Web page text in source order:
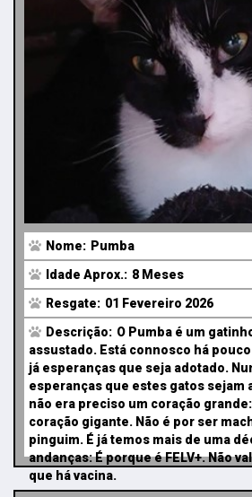
Nome: Pumba
Idade Aprox.: 8 Meses
Resgate: 01 Fevereiro 2026
Descrição: O Pumba é um
assustado. Está connosco há
já esperanças que seja adotado.
esperanças que estes gatos sejam
não era preciso um coração
coração gigante. Não é por ser
pinguim. É já temos mais de uma
andanças: É porque é FELV+. Não
que há vacina.